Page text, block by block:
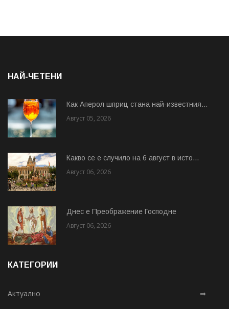
НАЙ-ЧЕТЕНИ
Как Аперол шприц стана най-известния...
Август 05, 2026
Какво се е случило на 6 август в исто...
Август 06, 2026
Днес е Преображение Господне
Август 06, 2026
КАТЕГОРИИ
Актуално ⇒